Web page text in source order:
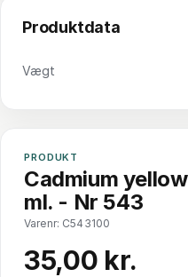
Produktdata
Vægt
PRODUKT
Cadmium
ml. - Nr 543
Varenr: C543100
35,00 kr.